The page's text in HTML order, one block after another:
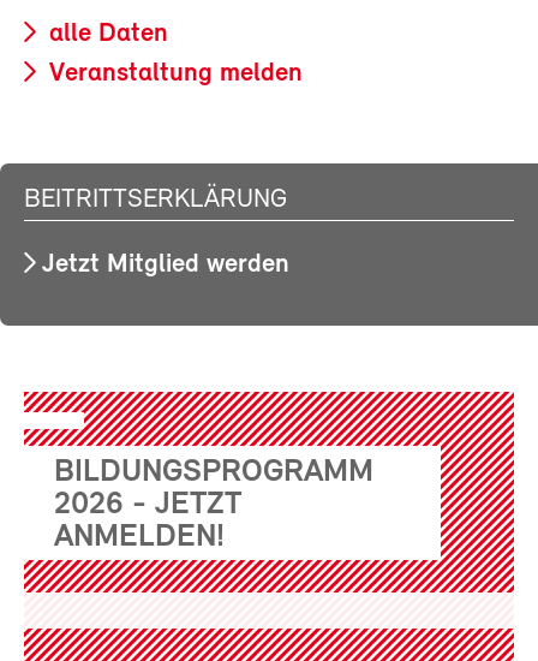
alle Daten
Veranstaltung melden
BEITRITTSERKLÄRUNG
Jetzt Mitglied werden
BILDUNGSPROGRAMM
2026 - JETZT
ANMELDEN!